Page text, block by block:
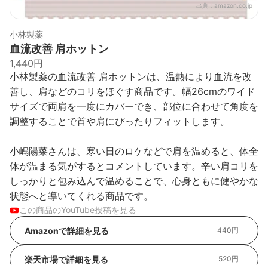
出典： amazon.co.jp
小林製薬
血流改善 肩ホットン
1,440円
小林製薬の血流改善 肩ホットンは、温熱により血流を改
善し、肩などのコリをほぐす商品です。幅26cmのワイド
サイズで両肩を一度にカバーでき、部位に合わせて角度を
調整することで首や肩にぴったりフィットします。
小嶋陽菜さんは、寒い日のロケなどで肩を温めると、体全
体が温まる気がするとコメントしています。辛い肩コリを
しっかりと包み込んで温めることで、心身ともに健やかな
状態へと導いてくれる商品です。
この商品のYouTube投稿を見る
Amazonで詳細を見る 440円
楽天市場で詳細を見る 520円